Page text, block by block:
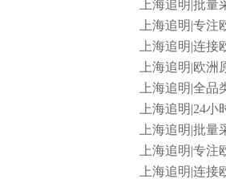
上海追明 |批量
上海追明|专注
上海追明|连接
上海追明|欧洲
上海追明|全品
上海追明|24小
上海追明|批量
上海追明|专注
上海追明|连接